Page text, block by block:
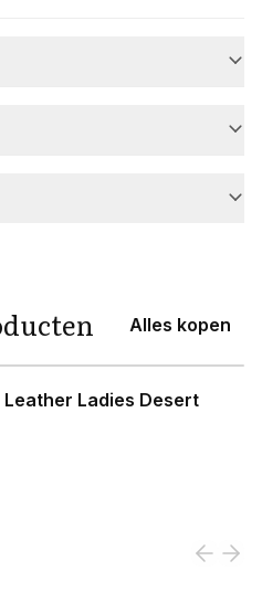
Alles kopen
Leather Ladies Desert